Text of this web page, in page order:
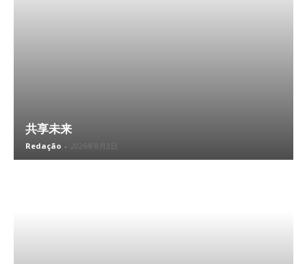
共享未来
Redação - 2026年8月3日